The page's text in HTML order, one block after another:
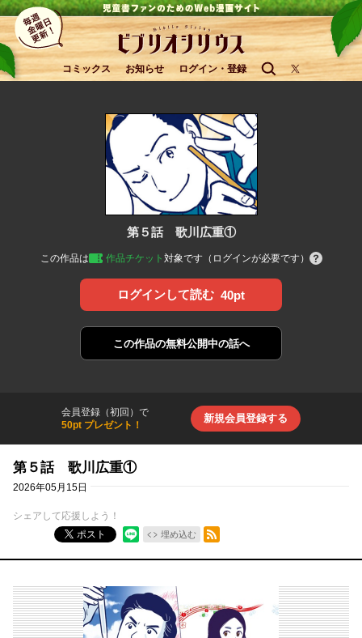
コミックス お知らせ ログイン・登録
第５話 歌川広重①
この作品は 作品チケット 対象です（ログインが必要です）
ログインして読む 40pt
この作品の無料公開中の話へ
会員登録（初回）で
50pt プレゼント！
新規会員登録する
第５話 歌川広重①
2026年05月15日
シェアして応援しよう！
ポスト
埋め込む
RSSフィード